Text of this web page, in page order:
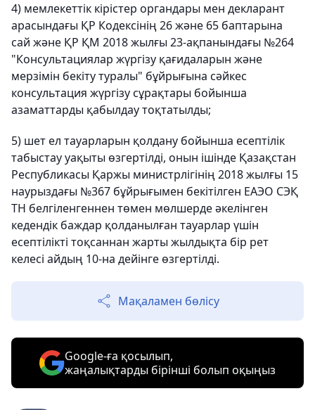
4) мемлекеттік кірістер органдары мен декларант
арасындағы ҚР Кодексінің 26 және 65 баптарына
сай және ҚР ҚМ 2018 жылғы 23-ақпанындағы №264
"Консультациялар жүргізу қағидаларын және
мерзімін бекіту туралы" бұйрығына сәйкес
консультация жүргізу сұрақтары бойынша
азаматтарды қабылдау тоқтатылды;
5) шет ел тауарларын қолдану бойынша есептілік
табыстау уақыты өзгертілді, онын ішінде Қазақстан
Республикасы Қаржы министрлігінің 2018 жылғы 15
наурыздағы №367 бұйрығымен бекітілген ЕАЭО СЭҚ
ТН белгіленгеннен төмен мөлшерде әкелінген
кедендік баждар қолданылған тауарлар үшін
есептілікті тоқсаннан жарты жылдықта бір рет
келесі айдың 10-на дейінге өзгертілді.
Мақаламен бөлісу
Google-ға қосылып,
жаңалықтарды бірінші болып оқыңыз